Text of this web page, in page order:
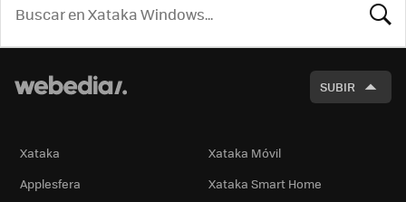
SUBIR
Xataka
Xataka Móvil
Applesfera
Xataka Smart Home